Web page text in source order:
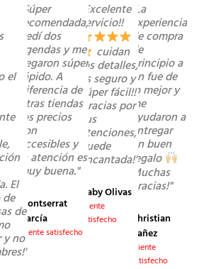
el
El
de
y no
"Súper
recomendada,
pedí dos
agendas y me
llegaron súper
rápido. A
diferencia de
otras tiendas
los precios
son
accesibles y
la atención es
muy buena."
Montserrat
García
Cliente satisfecho
"Excelente
servicio!!
cuidan
los detalles,
es seguro y
súper fácil!!
Gracias por
sus
atenciones,
quede
encantada!"
Gaby Olivas
Cliente
satisfecho
"La
experiencia
de compra
de
principio a
fin fue de
lo mejor y
me
ayudaron a
entregar
un buen
regalo
Muchas
gracias!"
Christian
Yañez
Cliente
satisfecho